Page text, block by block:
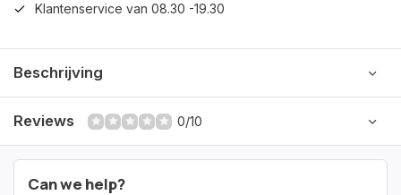
Klantenservice van 08.30 -19.30
Beschrijving
Reviews 0/10
Can we help?